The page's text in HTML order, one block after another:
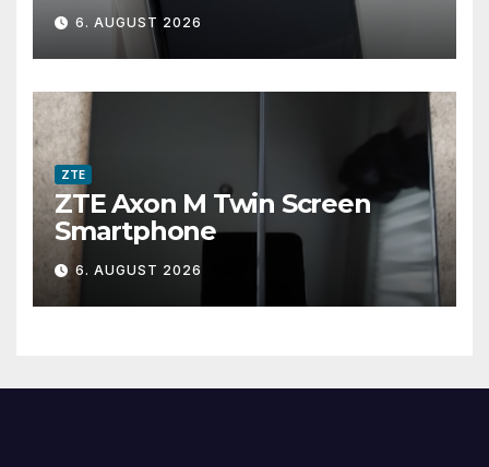
Smartphone gesprungen
defekt #SF1
6. AUGUST 2026
ZTE
ZTE Axon M Twin Screen
Smartphone
6. AUGUST 2026